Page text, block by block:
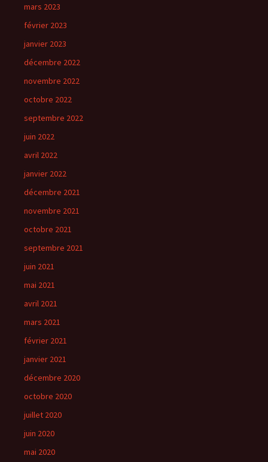
mars 2023
février 2023
janvier 2023
décembre 2022
novembre 2022
octobre 2022
septembre 2022
juin 2022
avril 2022
janvier 2022
décembre 2021
novembre 2021
octobre 2021
septembre 2021
juin 2021
mai 2021
avril 2021
mars 2021
février 2021
janvier 2021
décembre 2020
octobre 2020
juillet 2020
juin 2020
mai 2020